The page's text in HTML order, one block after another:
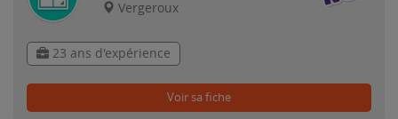
Vergeroux
23 ans d'expérience
Voir sa fiche